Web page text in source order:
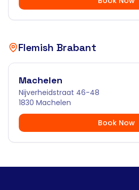
Flemish Brabant
Machelen
Nijverheidstraat 46-48
1830 Machelen
Book Now